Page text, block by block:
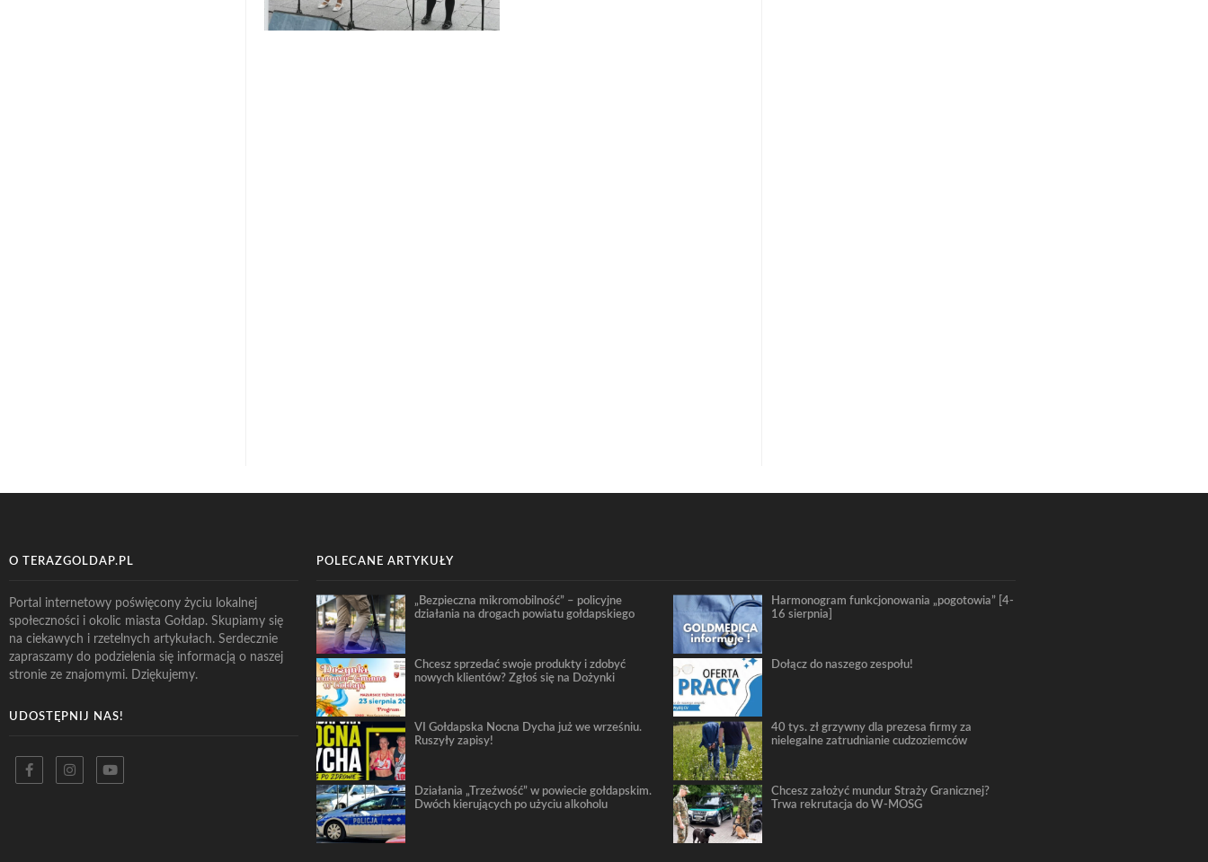
O TERAZGOLDAP.PL
Portal internetowy poświęcony życiu lokalnej
społeczności i okolic miasta Gołdap. Skupiamy się
na ciekawych i rzetelnych artykułach. Serdecznie
zapraszamy do podzielenia się informacją o naszej
stronie ze znajomymi. Dziękujemy.
UDOSTĘPNIJ NAS!
POLECANE ARTYKUŁY
„Bezpieczna mikromobilność” – policyjne
działania na drogach powiatu gołdapskiego
Harmonogram funkcjonowania „pogotowia” [4-
16 sierpnia]
Chcesz sprzedać swoje produkty i zdobyć
nowych klientów? Zgłoś się na Dożynki
Dołącz do naszego zespołu!
VI Gołdapska Nocna Dycha już we wrześniu.
Ruszyły zapisy!
40 tys. zł grzywny dla prezesa firmy za
nielegalne zatrudnianie cudzoziemców
Działania „Trzeźwość” w powiecie gołdapskim.
Dwóch kierujących po użyciu alkoholu
Chcesz założyć mundur Straży Granicznej?
Trwa rekrutacja do W-MOSG